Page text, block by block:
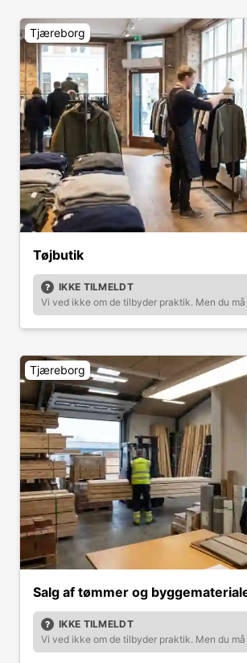
Tjæreborg
Tøjbutik
IKKE TILMELDT
Vi ved ikke om de tilbyder praktik. Men du
Tjæreborg
Salg af tømmer og
IKKE TILMELDT
Vi ved ikke om de tilbyder praktik. Men du